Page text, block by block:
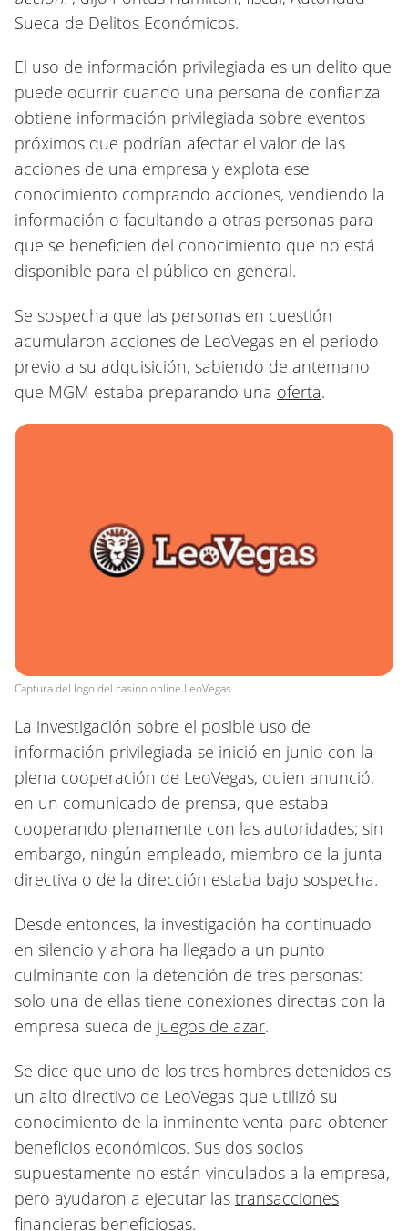
Sueca de Delitos Económicos.
El uso de información privilegiada es un delito que
puede ocurrir cuando una persona de confianza
obtiene información privilegiada sobre eventos
próximos que podrían afectar el valor de las
acciones de una empresa y explota ese
conocimiento comprando acciones, vendiendo la
información o facultando a otras personas para
que se beneficien del conocimiento que no está
disponible para el público en general.
Se sospecha que las personas en cuestión
acumularon acciones de LeoVegas en el periodo
previo a su adquisición, sabiendo de antemano
que MGM estaba preparando una oferta.
Captura del logo del casino online LeoVegas
La investigación sobre el posible uso de
información privilegiada se inició en junio con la
plena cooperación de LeoVegas, quien anunció,
en un comunicado de prensa, que estaba
cooperando plenamente con las autoridades; sin
embargo, ningún empleado, miembro de la junta
directiva o de la dirección estaba bajo sospecha.
Desde entonces, la investigación ha continuado
en silencio y ahora ha llegado a un punto
culminante con la detención de tres personas:
solo una de ellas tiene conexiones directas con la
empresa sueca de juegos de azar.
Se dice que uno de los tres hombres detenidos es
un alto directivo de LeoVegas que utilizó su
conocimiento de la inminente venta para obtener
beneficios económicos. Sus dos socios
supuestamente no están vinculados a la empresa,
pero ayudaron a ejecutar las transacciones
financieras beneficiosas.